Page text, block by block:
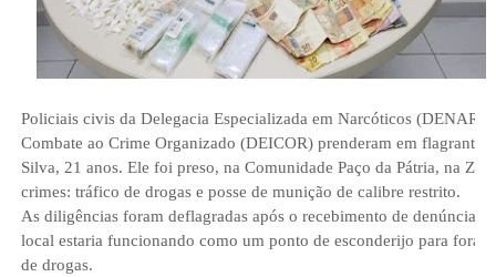
Policiais civis da Delegacia Especializada em Narcóticos
Combate ao Crime Organizado (DEICOR) prenderam em
Silva, 21 anos. Ele foi preso, na Comunidade Paço da Pátria, na
crimes: tráfico de drogas e posse de munição de calibre restrito.
As diligências foram deflagradas após o recebimento de denúncias
local estaria funcionando como um ponto de esconderijo para
de drogas.